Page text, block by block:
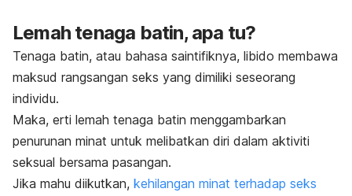
Lemah tenaga batin, apa tu?
Tenaga batin, atau bahasa saintifiknya, libido membawa
maksud rangsangan seks yang dimiliki seseorang
individu.
Maka, erti lemah tenaga batin menggambarkan
penurunan minat untuk melibatkan diri dalam aktiviti
seksual bersama pasangan.
Jika mahu diikutkan, kehilangan minat terhadap seks